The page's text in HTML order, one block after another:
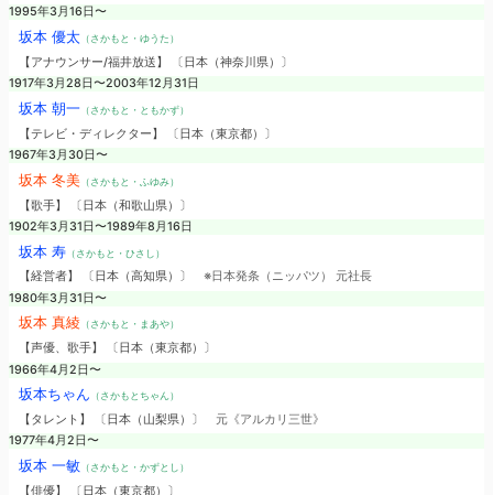
1995年3月16日〜
坂本 優太（さかもと・ゆうた）
【アナウンサー/福井放送】 〔日本（神奈川県）〕
1917年3月28日〜2003年12月31日
坂本 朝一（さかもと・ともかず）
【テレビ・ディレクター】 〔日本（東京都）〕
1967年3月30日〜
坂本 冬美（さかもと・ふゆみ）
【歌手】 〔日本（和歌山県）〕
1902年3月31日〜1989年8月16日
坂本 寿（さかもと・ひさし）
【経営者】 〔日本（高知県）〕 ※日本発条（ニッパツ） 元社長
1980年3月31日〜
坂本 真綾（さかもと・まあや）
【声優、歌手】 〔日本（東京都）〕
1966年4月2日〜
坂本ちゃん （さかもとちゃん）
【タレント】 〔日本（山梨県）〕 元《アルカリ三世》
1977年4月2日〜
坂本 一敏（さかもと・かずとし）
【俳優】 〔日本（東京都）〕